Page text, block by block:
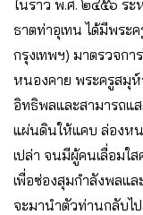
ในราว พ.ศ. ๒๔๕๖ ระ
ธาตท่าอุเทน ได้มีพร
กรุงเทพฯ) มาตรวจก
หนองคาย พระครูสมุ
อิทธิพลและสามารถแ
แผ่นดินให้แคบ ล่องหน
เปล่า จนมีผู้คนเลื่อมใ
เพื่อซ่องสุมกําลังพลแ
จะมานําตัวท่านกลับไ